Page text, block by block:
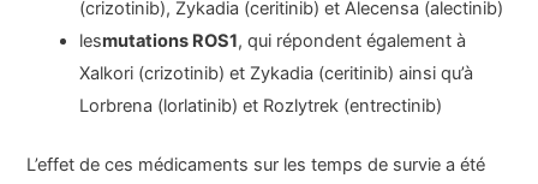
(crizotinib), Zykadia (ceritinib) et Alecensa (alectinib)
lesmutations ROS1, qui répondent également à
Xalkori (crizotinib) et Zykadia (ceritinib) ainsi qu’à
Lorbrena (lorlatinib) et Rozlytrek (entrectinib)
L’effet de ces médicaments sur les temps de survie a été